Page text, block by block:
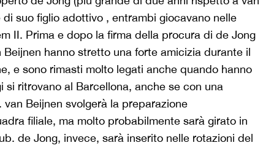
suo figlio adottivo , entrambi giocavano nelle
II. Prima e dopo la firma della procura di de Jong
Beijnen hanno stretto una forte amicizia durante il
e sono rimasti molto legati anche quando hanno
si ritrovano al Barcellona, anche se con una
Beijnen svolgerà la preparazione
filiale, ma molto probabilmente sarà girato in
de Jong, invece, sarà inserito nelle rotazioni del